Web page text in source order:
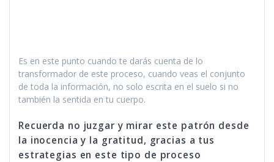
Es en este punto cuando te darás cuenta de lo
transformador de este proceso, cuando veas el conjunto
de toda la información, no solo escrita en el suelo si no
también la sentida en tu cuerpo.
Recuerda no juzgar y mirar este patrón desde
la inocencia y la gratitud, gracias a tus
estrategias en este tipo de proceso